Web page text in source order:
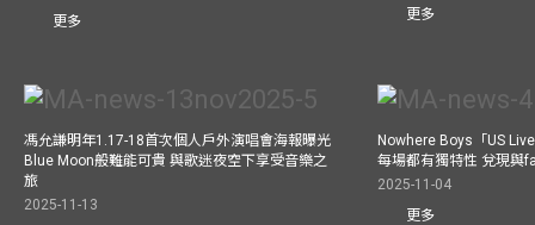
更多
更多
馮允謙明年1.17-18首次個人戶外演唱會海報曝光
Blue Moon般難能可貴 與歌迷夜空下享受音樂之
旅
2025-11-13
Nowhere Boys「US
每場都有獨特性 兌現與
2025-11-04
更多